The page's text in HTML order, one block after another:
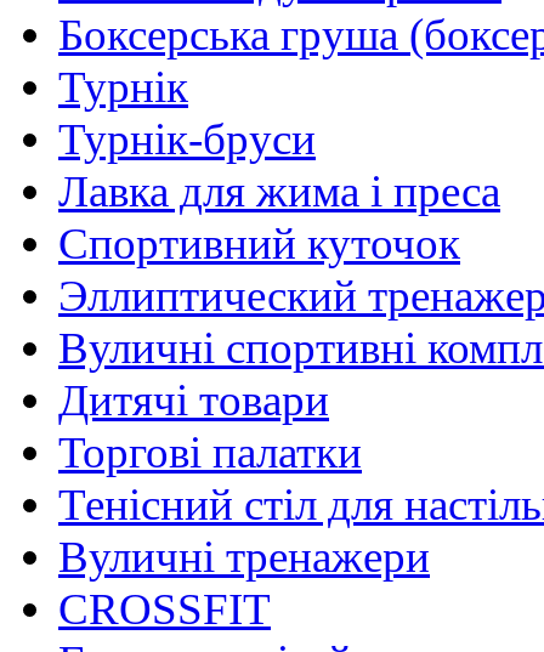
Боксерська груша
Турнік
Турнік-бруси
Лавка для жима і преса
Спортивний куточок
Эллиптический
Вуличні спортивні
Дитячі товари
Торгові палатки
Тенісний стіл для
Вуличні тренажери
CROSSFIT